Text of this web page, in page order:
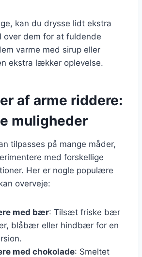
kan du drysse lidt ekstra
over dem for at fuldende
varme med sirup eller
ekstra lækker oplevelse.
af arme riddere:
muligheder
tilpasses på mange måder,
med forskellige
Her er nogle populære
overveje:
med bær: Tilsæt friske bær
blåbær eller hindbær for en
med chokolade: Smeltet